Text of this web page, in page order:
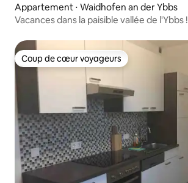
Appartement ⋅ Waidhofen an der Ybbs
Vacances dans la paisible vallée de l'Ybbs !
Coup de cœur voyageurs
Coup de cœur voyageurs